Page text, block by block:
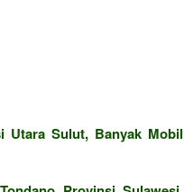
Utara Sulut, Banyak